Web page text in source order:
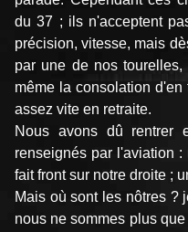
du 37 ; ils n'acceptent
précision, vitesse, mais
par une de nos
même la consolation
assez vite en retraite.
Nous avons dû rentrer
renseignés par l'aviation
fait front sur notre droite ;
Mais où sont les nôtres ?
nous ne sommes plus